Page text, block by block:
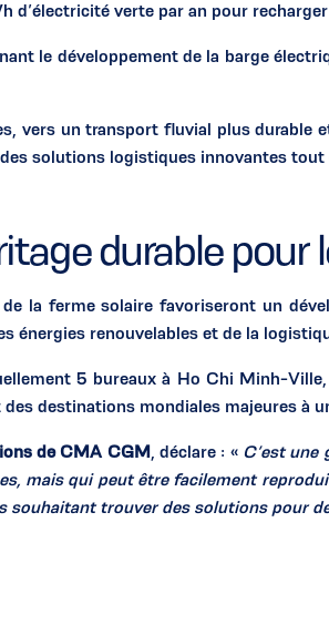
d’électricité verte par an pour
le développement de la barge
vers un transport fluvial plus durable
solutions logistiques innovantes tout
durable
la ferme solaire favoriseront un
renouvelables et de la
5 bureaux à Ho Chi Minh-
destinations mondiales majeures à
de CMA CGM , déclare : « C’est une
mais qui peut être facilement
souhaitant trouver des solutions pour